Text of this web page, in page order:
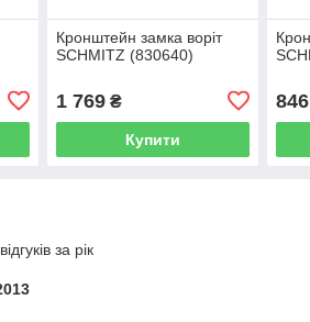
Кронштейн замка воріт
SCHMITZ (830640)
1 769₴
Купити
846
за рік